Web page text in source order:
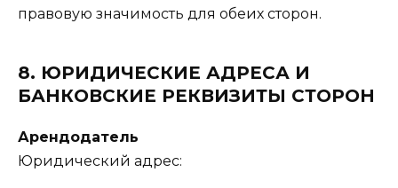
правовую значимость для обеих сторон.
8. ЮРИДИЧЕСКИЕ АДРЕСА И
БАНКОВСКИЕ РЕКВИЗИТЫ СТОРОН
Арендодатель
Юридический адрес: